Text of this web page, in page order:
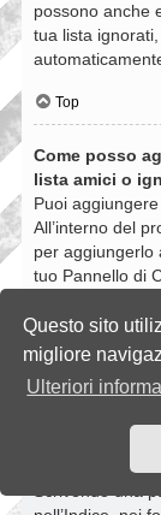
Questo sito
migliore
Ulteriori
possono anche
tua lista
Top
Come posso
lista amici o
Puoi
All’interno del
per aggiungerlo
tuo Pannello di
rimuovere un
Top
Come si fanno
Scrivendo una